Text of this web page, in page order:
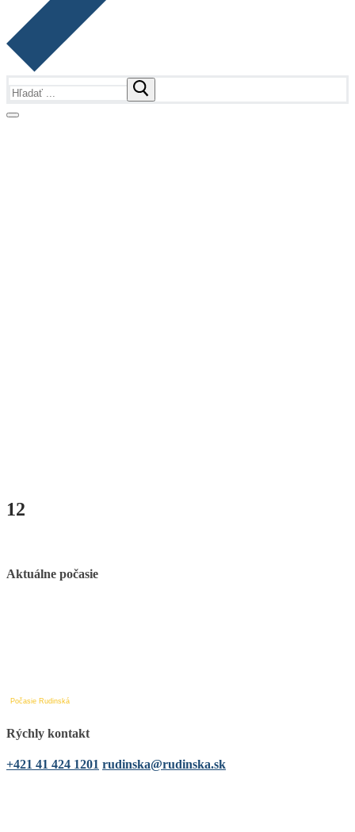
12
Aktuálne počasie
Počasie Rudinská
Rýchly kontakt
+421 41 424 1201 rudinska@rudinska.sk